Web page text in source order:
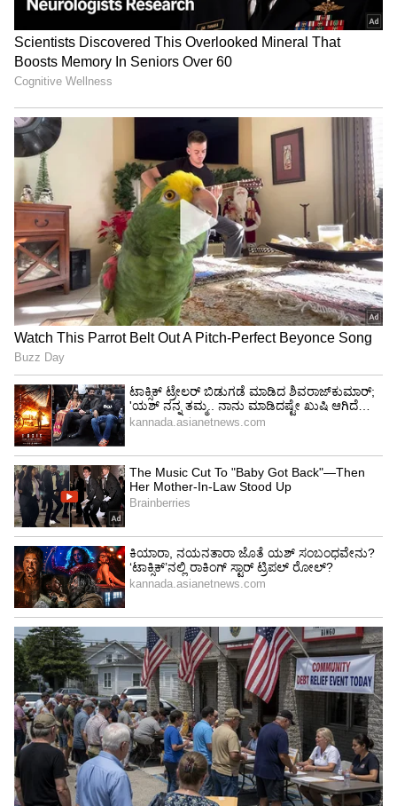
ಬಂದಿಳಿದ ವಿಜಯ್ ಅವರ ಈ ಭೇಟಿ ಈಗ ದಕ್ಷಿಣ
ಭಾರತದಾದ್ಯಂತ ದೊಡ್ಡ ಸುದ್ದಿಯಾಗಿದೆ. ವಿಜಯ್ ಅವರ ಭಕ್ತಿ
ಮತ್ತು ಅವರ ಬಾಡಿಗಾರ್ಡ್‌ನ ನಿಷ್ಠೆ ಎರಡೂ ನೋಡುಗರಿಗೆ